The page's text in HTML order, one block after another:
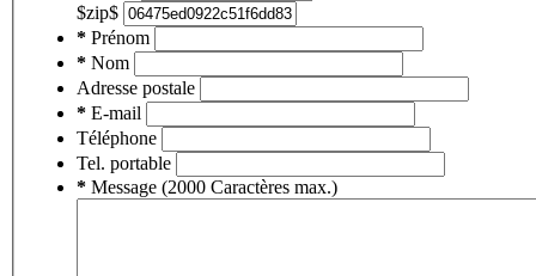
$zip$
* Prénom
* Nom
Adresse postale
* E-mail
Téléphone
Tel. portable
* Message (2000 Caractères max.)